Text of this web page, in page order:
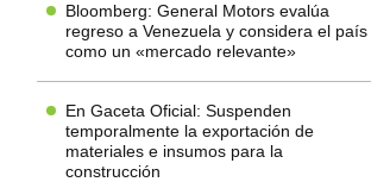
Bloomberg: General Motors evalúa
regreso a Venezuela y considera el país
como un «mercado relevante»
En Gaceta Oficial: Suspenden
temporalmente la exportación de
materiales e insumos para la
construcción